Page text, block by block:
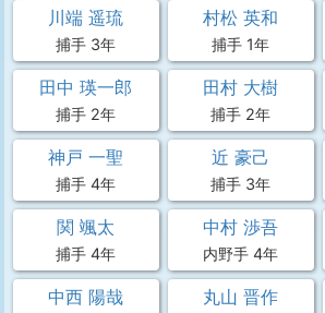
川端 遥琉
捕手 3年
村松 英和
捕手 1年
田中 瑛一郎
捕手 2年
田村 大樹
捕手 2年
神戸 一聖
捕手 4年
近 豪己
捕手 3年
関 颯太
捕手 4年
中村 渉吾
内野手 4年
中西 陽哉 丸山 晋作